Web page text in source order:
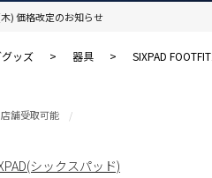
) 価格改定のお知らせ
ッズ > 器具 > SIXPAD
店舗受取可能
シックスパッド)